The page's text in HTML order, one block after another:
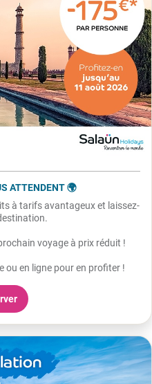
ATTENDENT 🌍
à tarifs avantageux et laissez-
voyage à prix réduit !
ou en ligne pour en profiter !